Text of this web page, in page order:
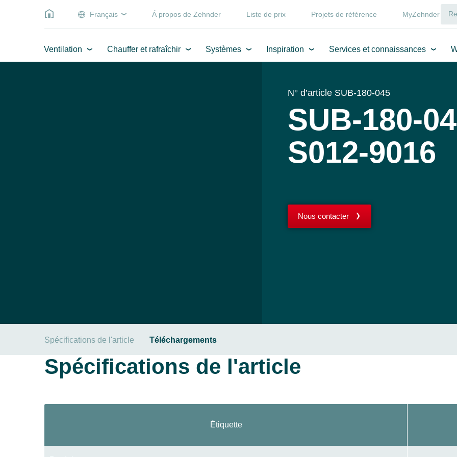
Français Á propos de Zehnder Liste de prix Projets de référence MyZehnder
Ventilation Chauffer et rafraîchir Systèmes Inspiration Services et connaissances
N° d’article SUB-180-045
SUB-180-
S012-9016
Nous contacter
Spécifications de l'article Téléchargements
Spécifications de l'article
Étiquette